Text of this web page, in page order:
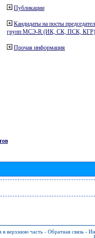
Публикации
Кандидаты на посты
групп МСЭ-R (ИК, СК, ПСК, КГР)
Прочая информация
в верхнюю часть - Обратная связь -